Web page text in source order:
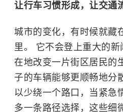
让行车习惯形成，让交通
城市的变化，有时候就藏
里。 它不会登上重大的
在地改变一片街区居民的
子的车辆能够更顺畅地分
以少绕一个路口，当紧急
多一条路径选择，这些细